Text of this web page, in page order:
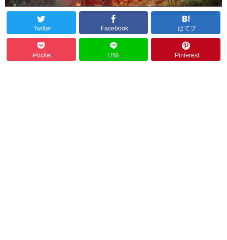
Twitter Facebook はてブ
Pocket LINE Pinterest